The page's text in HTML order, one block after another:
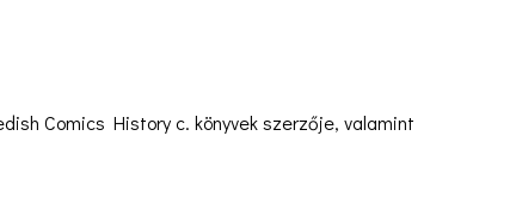
Comics History c. könyvek szerzője, valamint